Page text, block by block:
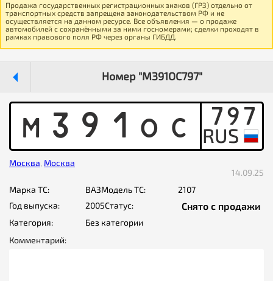
Продажа государственных регистрационных знаков (ГРЗ) отдельно от
транспортных средств запрещена законодательством РФ и не
осуществляется на данном ресурсе. Все объявления — о продаже
автомобилей с сохранёнными за ними госномерами; сделки проходят в
рамках правового поля РФ через органы ГИБДД.
Номер "М391ОС797"
M 3 9 1 O C 797
Москва, Москва
14.09.25
Марка ТС:
ВАЗМодель ТС:
2107
Год выпуска:
2005Статус: Снято с продажи
Категория:
Без категории
Комментарий: